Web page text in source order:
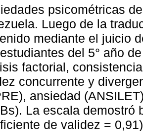
psicométricas
Luego de la
mediante el juicio
del 5° año
factorial,
concurrente y
ansiedad
La escala demostró
de validez =